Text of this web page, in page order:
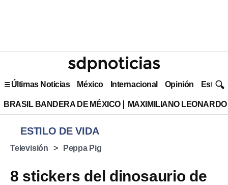
Últimas Noticias México Internacional Opinión Estilo
BRASIL BANDERA DE MÉXICO MAXIMILIANO
ESTILO DE VIDA
Televisión Peppa Pig
8 stickers del dinosaurio de